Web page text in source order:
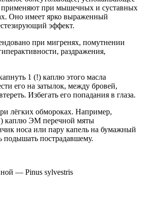
применяют при мышечных и суставных
Оно имеет ярко выраженный
эффект.
при мигренях, помутнении
раздражения,
1 (!) каплю этого масла
его на затылок, между бровей,
Избегать его попадания в глаза.
лёгких обмороках. Например,
каплю ЭМ перечной мяты
носа или пару капель на бумажный
подышать пострадавшему.
— Pinus sylvestris